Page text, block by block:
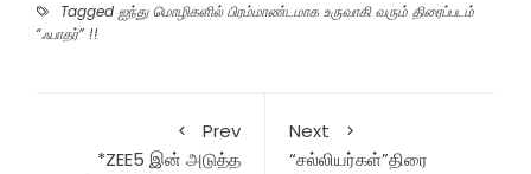
Tagged ஐந்து மொழிகளில் பிரம்மாண்டமாக உருவாகி வரும் திரைப்படம்
“ஃபாதர்” !!
Prev
*ZEE5 இன் அடுத்த
Next
“சல்லியர்கள்”திரை